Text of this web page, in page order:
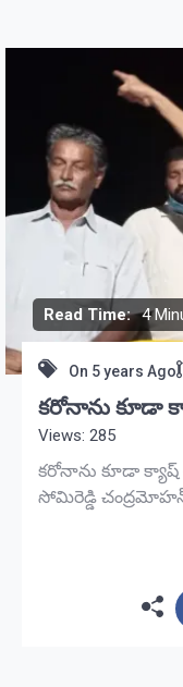
Read Time: 4
On 5 years Ago
కరోనాను కూడా
Views: 285
కరోనాను కూడా క్యాష్
సోమిరెడ్డి చంద్రమోహన్